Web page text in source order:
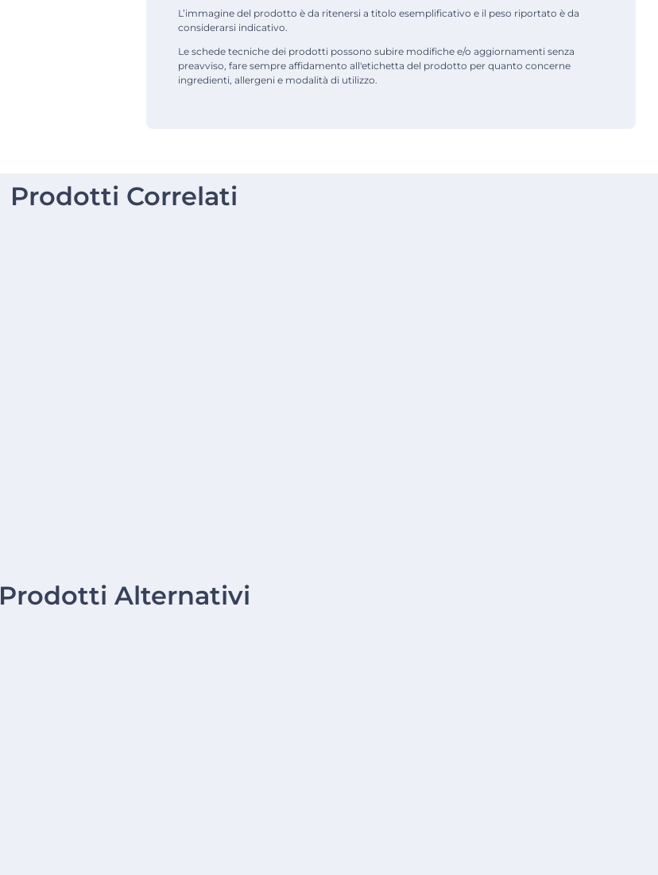
L’immagine del prodotto è da ritenersi a titolo esemplificativo e il peso riportato è da
considerarsi indicativo.
Le schede tecniche dei prodotti possono subire modifiche e/o aggiornamenti senza
preavviso, fare sempre affidamento all'etichetta del prodotto per quanto concerne
ingredienti, allergeni e modalità di utilizzo.
Prodotti Correlati
Prodotti Alternativi